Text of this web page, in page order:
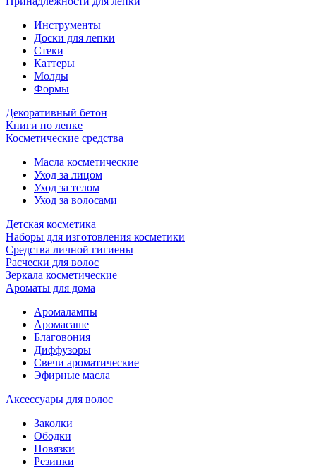
Инструменты
Доски для лепки
Стеки
Каттеры
Молды
Формы
Декоративный бетон
Книги по лепке
Косметические средства
Масла косметические
Уход за лицом
Уход за телом
Уход за волосами
Детская косметика
Наборы для изготовления косметики
Средства личной гигиены
Расчески для волос
Зеркала косметические
Ароматы для дома
Аромалампы
Аромасаше
Благовония
Диффузоры
Свечи ароматические
Эфирные масла
Аксессуары для волос
Заколки
Ободки
Повязки
Резинки